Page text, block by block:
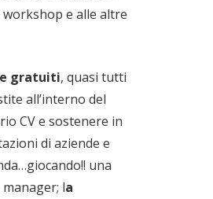
e alle altre
gratuiti, quasi tutti
all’interno del
CV e sostenere in
di aziende e
una
la